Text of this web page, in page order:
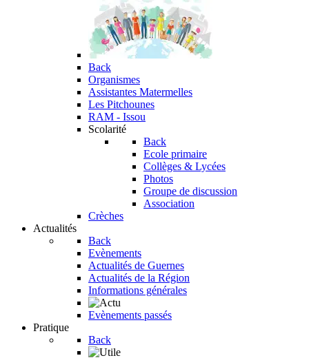
Back
Organismes
Assistantes Matermelles
Les Pitchounes
RAM - Issou
Scolarité
Back
Ecole primaire
Collèges & Lycées
Photos
Groupe de discussion
Association
Crèches
Actualités
Back
Evènements
Actualités de Guernes
Actualités de la Région
Informations générales
Evènements passés
Pratique
Back